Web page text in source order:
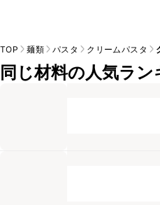
TOP 麺類 パスタ クリームパスタ
同じ材料の人気ラン